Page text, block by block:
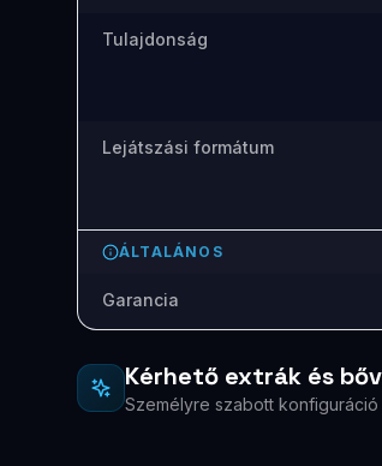
Tulajdonság
Lejátszási formátum
ÁLTALÁNOS
Garancia
Kérhető extrák és
Személyre szabott